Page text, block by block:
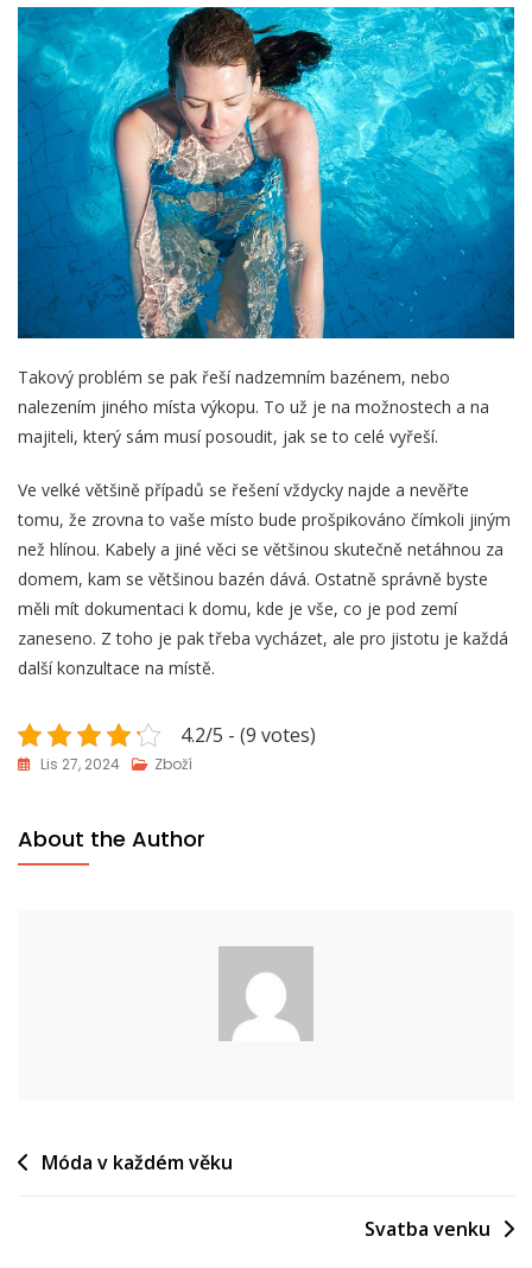
Takový problém se pak řeší nadzemním bazénem, nebo
nalezením jiného místa výkopu. To už je na možnostech a na
majiteli, který sám musí posoudit, jak se to celé vyřeší.
Ve velké většině případů se řešení vždycky najde a nevěřte
tomu, že zrovna to vaše místo bude prošpikováno čímkoli jiným
než hlínou. Kabely a jiné věci se většinou skutečně netáhnou za
domem, kam se většinou bazén dává. Ostatně správně byste
měli mít dokumentaci k domu, kde je vše, co je pod zemí
zaneseno. Z toho je pak třeba vycházet, ale pro jistotu je každá
další konzultace na místě.
4.2/5 - (9 votes)
Lis 27, 2024 Zboží
About the Author
Navigace
Móda v každém věku
Svatba venku